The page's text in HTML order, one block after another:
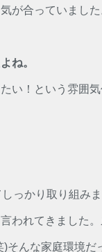
が合っていました
ね。
い！という雰囲
っかり取り組み
われてきました
そんな家庭環境だ